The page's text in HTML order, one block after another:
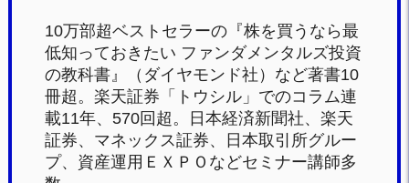
10万部超ベストセラーの『株を買うなら最
低知っておきたい ファンダメンタルズ投資
の教科書』（ダイヤモンド社）など著書10
冊超。楽天証券「トウシル」でのコラム連
載11年、570回超。日本経済新聞社、楽天
証券、マネックス証券、日本取引所グルー
プ、資産運用ＥＸＰＯなどセミナー講師多